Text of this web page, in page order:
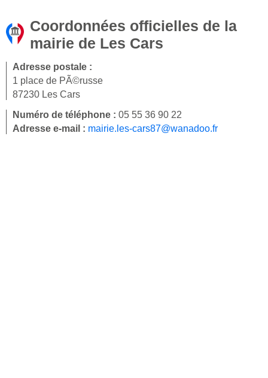
Coordonnées officielles de la
mairie de Les Cars
Adresse postale :
1 place de PÃ©russe
87230 Les Cars
Numéro de téléphone : 05 55 36 90 22
Adresse e-mail : mairie.les-cars87@wanadoo.fr